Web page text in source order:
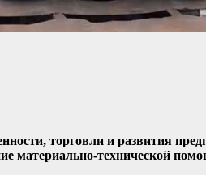
торговли и развития
материально-технической